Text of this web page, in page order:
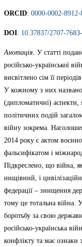
ORCID: 0000-0002-8912-
DOI: 10.37837/2707-
Анотація. У статті
російсько-української
висвітлено сім її
У кожному з них названо
(дипломатичні) аспекти,
політичних подій
війну зокрема.
2014 року є актом
фальсифікатом і
Підкреслено, що війна,
нищівний, і
федерації – знищення
тому це тотальна війна.
боротьбу за свою
російсько-українська
конфлікту та має ознаки